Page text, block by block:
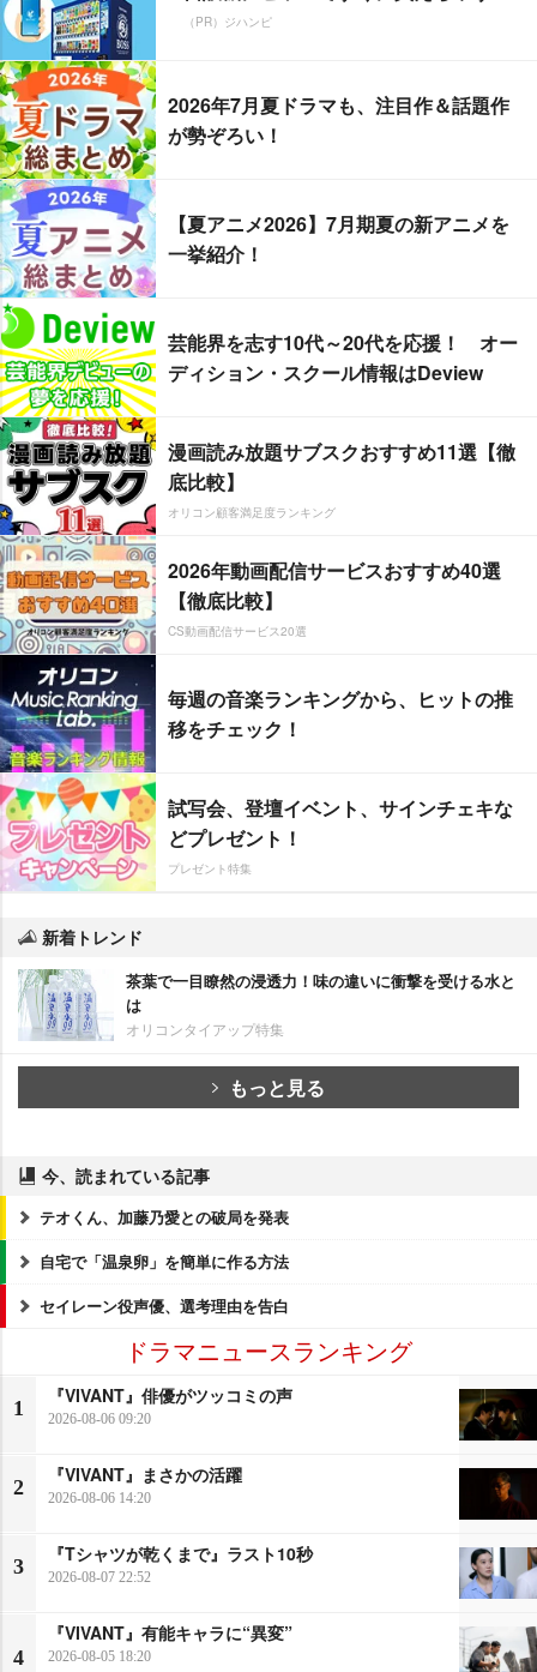
（PR）ジハンピ
2026年7月夏ドラマも、注目作＆話題作
が勢ぞろい！
【夏アニメ2026】7月期夏の新アニメを
一挙紹介！
芸能界を志す10代～20代を応援！ オー
ディション・スクール情報はDeview
漫画読み放題サブスクおすすめ11選【徹
底比較】
オリコン顧客満足度ランキング
2026年動画配信サービスおすすめ40選
【徹底比較】
CS動画配信サービス20選
毎週の音楽ランキングから、ヒットの推
移をチェック！
試写会、登壇イベント、サインチェキな
どプレゼント！
プレゼント特集
新着トレンド
茶葉で一目瞭然の浸透力！味の違いに衝撃を受ける水と
は
オリコンタイアップ特集
もっと見る
今、読まれている記事
テオくん、加藤乃愛との破局を発表
自宅で「温泉卵」を簡単に作る方法
セイレーン役声優、選考理由を告白
ドラマニュースランキング
1
『VIVANT』俳優がツッコミの声
2026-08-06 09:20
2
『VIVANT』まさかの活躍
2026-08-06 14:20
3
『Tシャツが乾くまで』ラスト10秒
2026-08-07 22:52
4
『VIVANT』有能キャラに“異変”
2026-08-05 18:20